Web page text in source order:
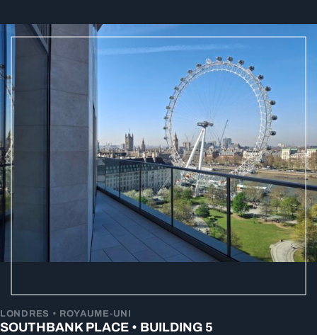
SOUTHBANK PLACE • BUILDING 5
LONDRES • ROYAUME-UNI